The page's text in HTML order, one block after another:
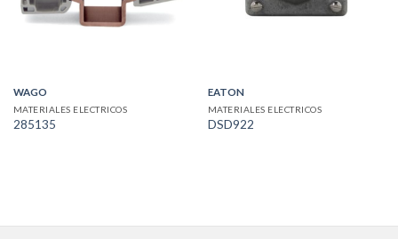
WAGO
MATERIALES ELECTRICOS
285135
EATON
MATERIALES ELECTRICOS
DSD922